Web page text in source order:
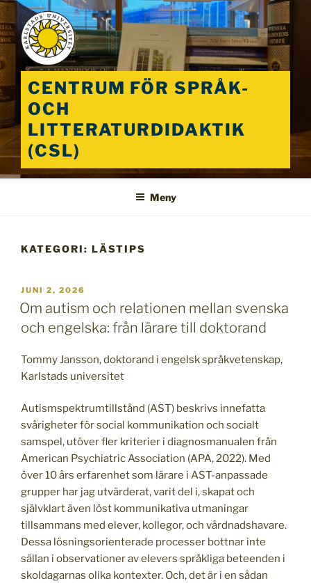
Hoppa
till
innehåll
CENTRUM FÖR SPRÅK-
OCH
LITTERATURDIDAKTIK
(CSL)
Meny
KATEGORI: LÄSTIPS
PUBLICERAT
JUNI 2, 2026
Om autism och relationen mellan svenska
och engelska: från lärare till doktorand
Tommy Jansson, doktorand i engelsk språkvetenskap,
Karlstads universitet
Autismspektrumtillstånd (AST) beskrivs innefatta
svårigheter för social kommunikation och socialt
samspel, utöver fler kriterier i diagnosmanualen från
American Psychiatric Association (APA, 2022). Med
över 10 års erfarenhet som lärare i AST-anpassade
grupper har jag utvärderat, varit del i, skapat och
självklart även löst kommunikativa utmaningar
tillsammans med elever, kollegor, och vårdnadshavare.
Dessa lösningsorienterade processer bottnar inte
sällan i observationer av elevers språkliga beteenden i
skoldagarnas olika kontexter. Och, det är i en sådan